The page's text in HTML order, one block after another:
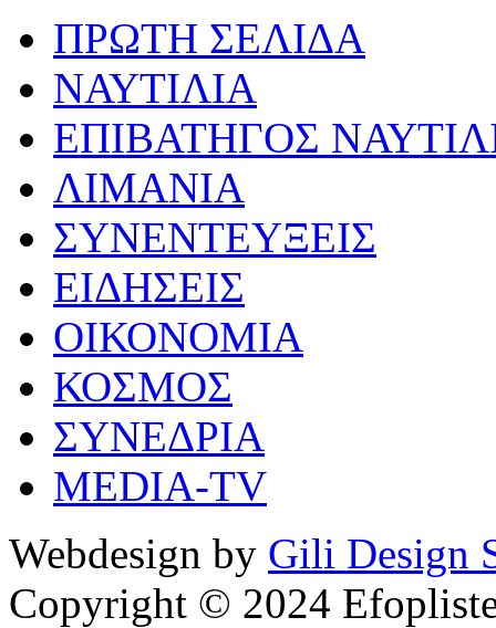
ΠΡΩΤΗ ΣΕΛΙΔΑ
ΝΑΥΤΙΛΙΑ
ΕΠΙΒΑΤΗΓΟΣ
ΛΙΜΑΝΙΑ
ΣΥΝΕΝΤΕΥΞΕΙΣ
ΕΙΔΗΣΕΙΣ
ΟΙΚΟΝΟΜΙΑ
ΚΟΣΜΟΣ
ΣΥΝΕΔΡΙΑ
MEDIA-TV
Webdesign by Gili Design
Copyright © 2024